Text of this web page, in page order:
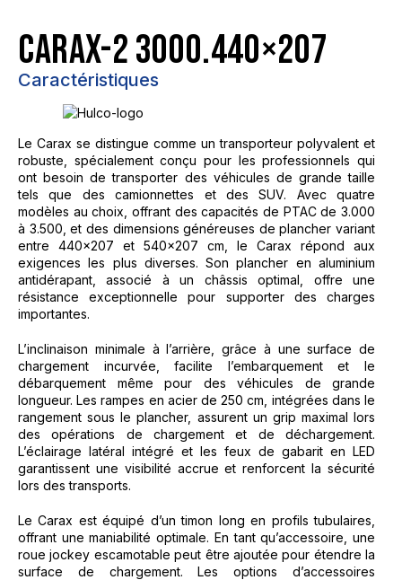
CARAX-2 3000.440×207
Caractéristiques
Le Carax se distingue comme un transporteur polyvalent et
robuste, spécialement conçu pour les professionnels qui
ont besoin de transporter des véhicules de grande taille
tels que des camionnettes et des SUV. Avec quatre
modèles au choix, offrant des capacités de PTAC de 3.000
à 3.500, et des dimensions généreuses de plancher variant
entre 440×207 et 540×207 cm, le Carax répond aux
exigences les plus diverses. Son plancher en aluminium
antidérapant, associé à un châssis optimal, offre une
résistance exceptionnelle pour supporter des charges
importantes.
L’inclinaison minimale à l’arrière, grâce à une surface de
chargement incurvée, facilite l’embarquement et le
débarquement même pour des véhicules de grande
longueur. Les rampes en acier de 250 cm, intégrées dans le
rangement sous le plancher, assurent un grip maximal lors
des opérations de chargement et de déchargement.
L’éclairage latéral intégré et les feux de gabarit en LED
garantissent une visibilité accrue et renforcent la sécurité
lors des transports.
Le Carax est équipé d’un timon long en profils tubulaires,
offrant une maniabilité optimale. En tant qu’accessoire, une
roue jockey escamotable peut être ajoutée pour étendre la
surface de chargement. Les options d’accessoires